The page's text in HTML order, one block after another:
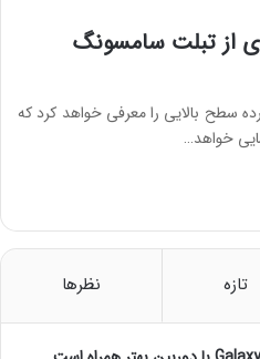
از تبلت سامسونگ
سطح بالایی را معرفی خواهد کرد که
تازه نظرها